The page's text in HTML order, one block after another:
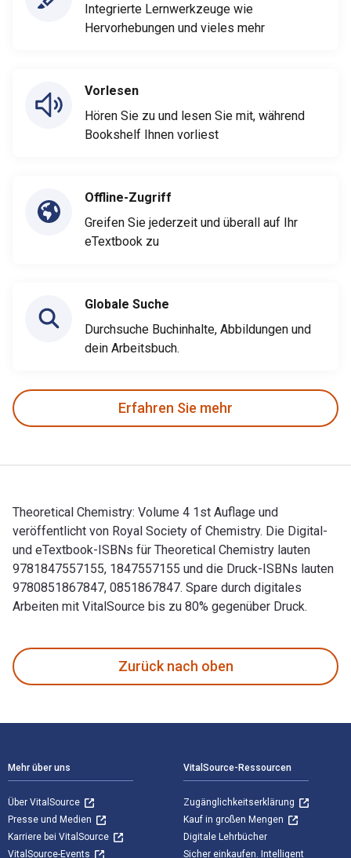
Integrierte Lernwerkzeuge wie
Hervorhebungen und vieles mehr
Vorlesen
Hören Sie zu und lesen Sie mit, während
Bookshelf Ihnen vorliest
Offline-Zugriff
Greifen Sie jederzeit und überall auf Ihr
eTextbook zu
Globale Suche
Durchsuche Buchinhalte, Abbildungen und
dein Arbeitsbuch.
Erfahren Sie mehr
Theoretical Chemistry: Volume 4 1st Auflage und
veröffentlicht von Royal Society of Chemistry. Die Digital-
und eTextbook-ISBNs für Theoretical Chemistry lauten
9781847557155, 1847557155 und die Druck-ISBNs lauten
9780851867847, 0851867847. Spare durch digitales
Arbeiten mit VitalSource bis zu 80% gegenüber Druck.
Zurück nach oben
Mehr über uns
Über VitalSource
Presse und Medien
Karriere bei VitalSource
VitalSource-Events
VitalSource-Ressourcen
Zugänglichkeitserklärung
Kauf in großen Mengen
Digitale Lehrbücher
Sicher einkaufen. Intelligent